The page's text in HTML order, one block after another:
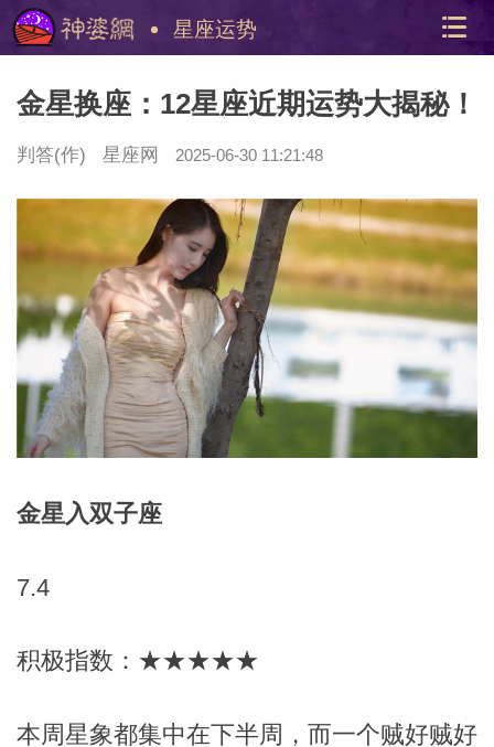
美国神
星座运势
站内导
金星换座：12星座近期运势大揭秘！
判答(作) 星座网 2025-06-30 11:21:48
金星入双子座
7.4
积极指数：★★★★★
本周星象都集中在下半周，而一个贼好贼好